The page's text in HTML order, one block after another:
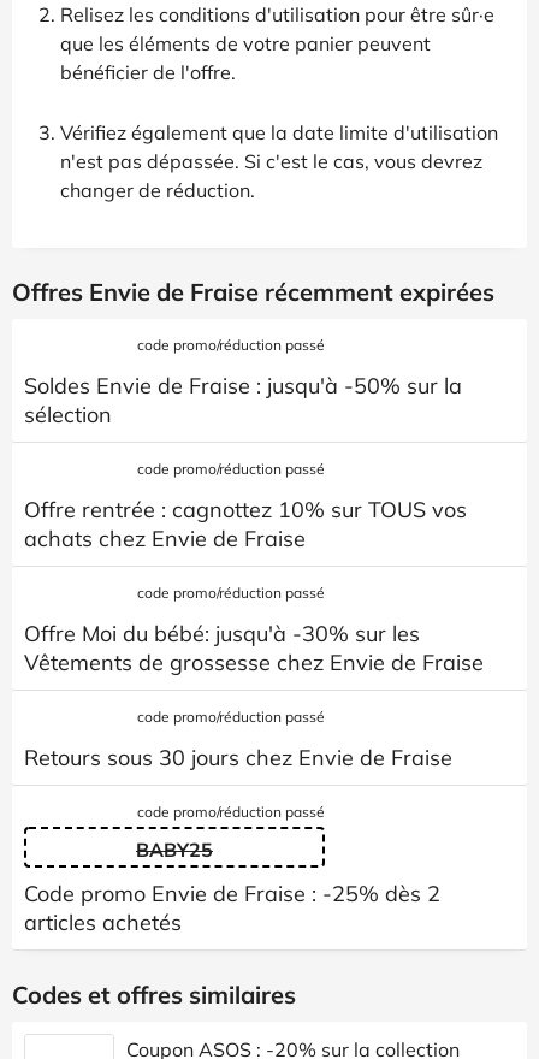
Relisez les conditions d'utilisation pour être sûr·e
que les éléments de votre panier peuvent
bénéficier de l'offre.
Vérifiez également que la date limite d'utilisation
n'est pas dépassée. Si c'est le cas, vous devrez
changer de réduction.
Offres Envie de Fraise récemment expirées
code promo/réduction passé
Soldes Envie de Fraise : jusqu'à -50% sur la
sélection
code promo/réduction passé
Offre rentrée : cagnottez 10% sur TOUS vos
achats chez Envie de Fraise
code promo/réduction passé
Offre Moi du bébé: jusqu'à -30% sur les
Vêtements de grossesse chez Envie de Fraise
code promo/réduction passé
Retours sous 30 jours chez Envie de Fraise
code promo/réduction passé
BABY25
Code promo Envie de Fraise : -25% dès 2
articles achetés
Codes et offres similaires
Coupon ASOS : -20% sur la collection